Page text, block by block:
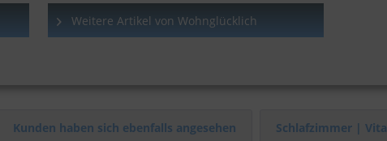
Weitere Artikel von Wohnglücklich
Kunden haben sich ebenfalls angesehen Schlafzimmer | Vita